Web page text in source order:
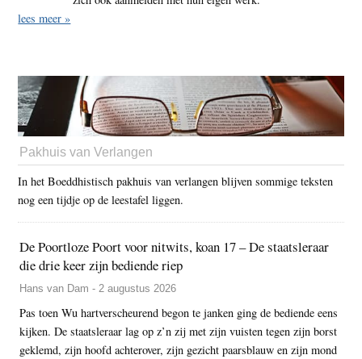
lees meer »
Pakhuis van Verlangen
In het Boeddhistisch pakhuis van verlangen blijven sommige teksten
nog een tijdje op de leestafel liggen.
De Poortloze Poort voor nitwits, koan 17 – De staatsleraar
die drie keer zijn bediende riep
Hans van Dam - 2 augustus 2026
Pas toen Wu hartverscheurend begon te janken ging de bediende eens
kijken. De staatsleraar lag op z’n zij met zijn vuisten tegen zijn borst
geklemd, zijn hoofd achterover, zijn gezicht paarsblauw en zijn mond